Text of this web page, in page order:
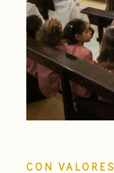
CON VALORES